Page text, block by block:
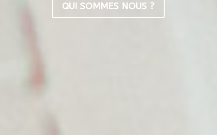
QUI SOMMES NOUS ?